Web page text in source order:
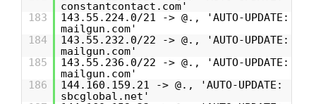
constantcontact.com'
183
143.55.224.0/21 -> @., 'AUTO-UPDATE:
mailgun.com'
184
143.55.232.0/22 -> @., 'AUTO-UPDATE:
mailgun.com'
185
143.55.236.0/22 -> @., 'AUTO-UPDATE:
mailgun.com'
186
144.160.159.21 -> @., 'AUTO-UPDATE:
sbcglobal.net'